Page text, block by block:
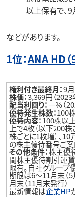
以上保有で、9
などがあります。
1位：ANA HD（
権利付き最終月：9月
株価：3,369円（2023
配当利回り： －%（
優待発生株数：100
優待内容：100株以
上で4枚（以下200
株ごとに1枚増）、
の株主優待番号ご
その他条件：株主優
間株主優待割引運
限有。自社グループ
期限は6～11月末（
月末（11月末発行）
最新情報は企業HP